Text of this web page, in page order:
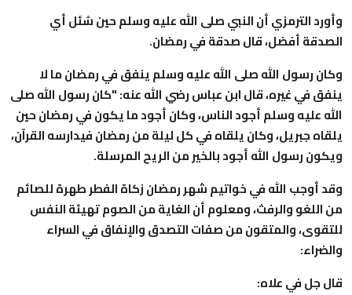
وأورد الترمزي أن النبي صلى الله عليه وسلم حين سُئل أي
الصدقة أفضل، قال صدقة في رمضان.
وكان رسول الله صلى الله عليه وسلم ينفق في رمضان ما لا
ينفق في غيره، قال ابن عباس رضي الله عنه: "كان رسول الله صلى
الله عليه وسلم أجود الناس، وكان أجود ما يكون في رمضان حين
يلقاه جبريل، وكان يلقاه في كل ليلة من رمضان فيدارسه القرآن،
ويكون رسول الله أجود بالخير من الريح المرسلة.
وقد أوجب الله في خواتيم شهر رمضان زكاة الفطر طهرة للصائم
من اللغو والرفث، ومعلوم أن الغاية من الصوم تهيئة النفس
للتقوى، والمتقون من صفات التصدق والإنفاق في السراء
والضراء:
قال جل في علاه: